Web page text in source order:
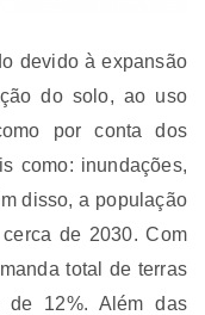
devido à expansão
do solo, ao uso
por conta dos
como: inundações,
disso, a população
de 2030. Com
total de terras
de 12%. Além das